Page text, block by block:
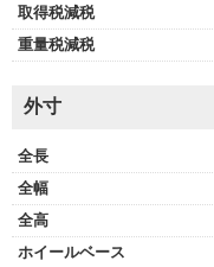
取得税減税
重量税減税
外寸
全長
全幅
全高
ホイールベース